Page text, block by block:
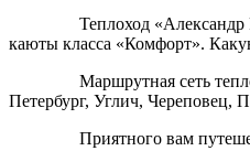
Теплоход «Александр
каюты класса «Комфорт».
Маршрутная сеть
Петербург, Углич, Череповец,
Приятного вам